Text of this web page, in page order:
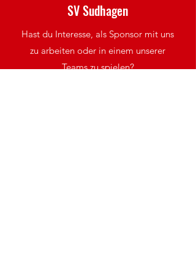
SV Sudhagen
Hast du Interesse, als Sponsor mit uns
zu arbeiten oder in einem unserer
Teams zu spielen?